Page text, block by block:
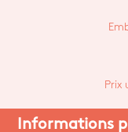
Prix
Informations